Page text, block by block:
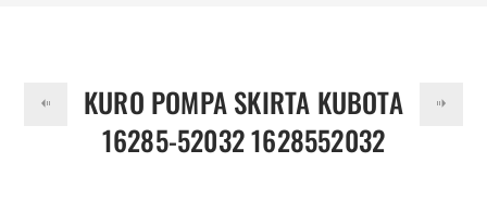
KURO POMPA SKIRTA KUBOTA
16285-52032 1628552032